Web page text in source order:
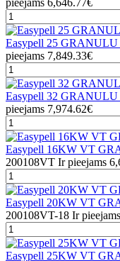
Easypell 25
pieejams 7,849.33€
Easypell 32
pieejams 7,974.62€
Easypell 16KW VT
200108VT Ir pieejams
Easypell 20KW VT
200108VT-18 Ir pieejams
Easypell 25KW VT